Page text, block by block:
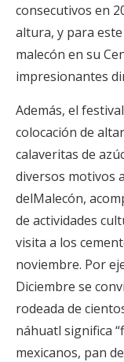
consecutivos en
altura, y para
malecón en su
impresionantes
Además, el
colocación de
calaveritas de
diversos motivos
delMalecón,
de actividades
visita a los
noviembre. Por
Diciembre se
rodeada de
náhuatl significa
mexicanos, pan